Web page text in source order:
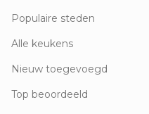
Populaire steden
Alle keukens
Nieuw toegevoegd
Top beoordeeld